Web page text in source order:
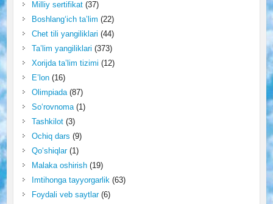
Milliy sertifikat(37)
Boshlang‘ich ta’lim (22)
Chet tili yangiliklari (44)
Ta’lim yangiliklari (373)
Xorijda ta’lim tizimi (12)
E’lon(16)
Olimpiada(87)
So‘rovnoma(1)
Tashkilot(3)
Ochiq dars (9)
Qo‘shiqlar(1)
Malaka oshirish(19)
Imtihonga tayyorgarlik(63)
Foydali veb saytlar(6)